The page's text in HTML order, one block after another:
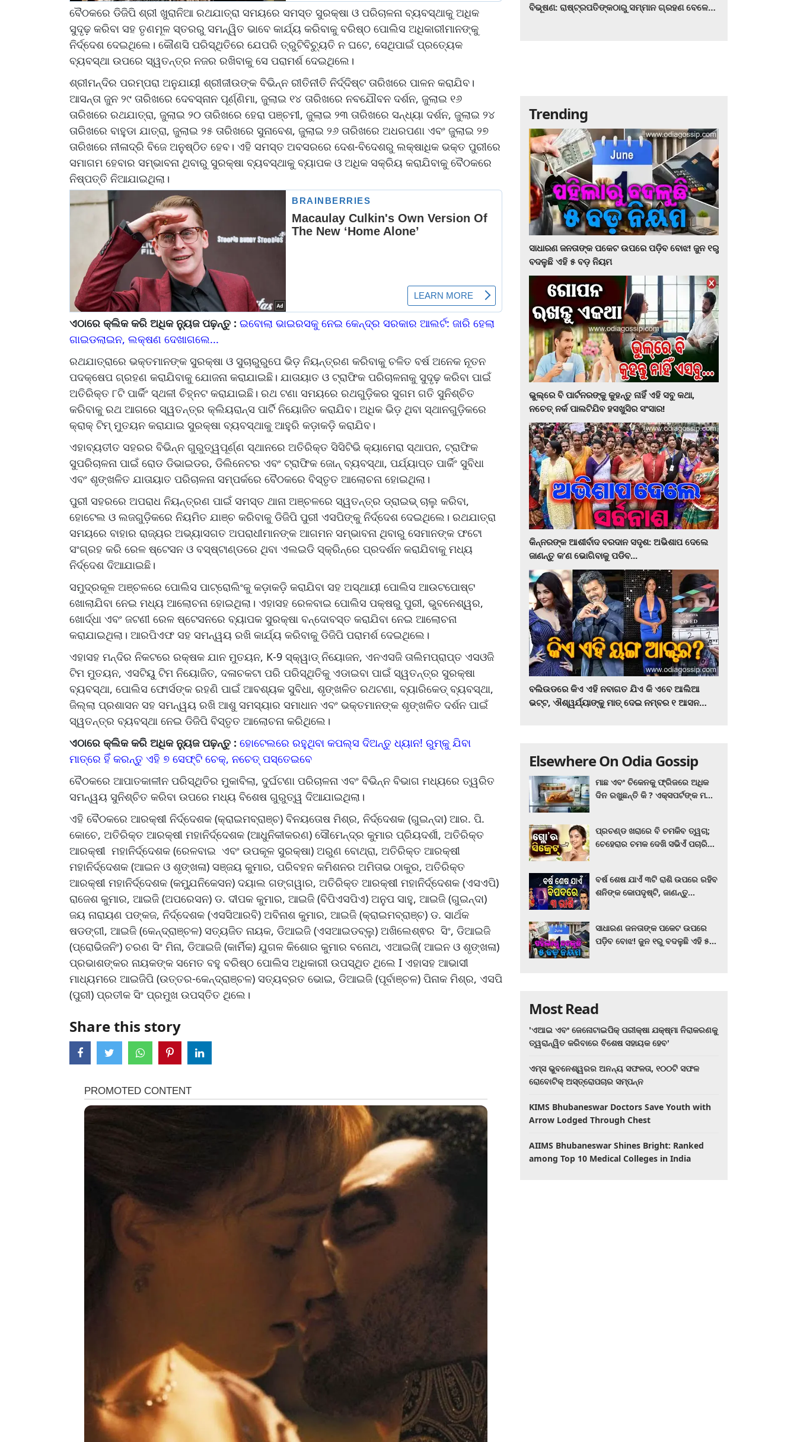
ବୈଠକରେ ଡିଜିପି ଶ୍ରୀ ଖୁରାନିଆ ରଥଯାତ୍ରା ସମୟରେ ସମସ୍ତ ସୁରକ୍ଷା ଓ ପରିଚାଳନା ବ୍ୟବସ୍ଥାକୁ ଅଧିକ
ସୁଦୃଢ଼ କରିବା ସହ ତୃଣମୂଳ ସ୍ତରରୁ ସମନ୍ୱିତ ଭାବେ କାର୍ଯ୍ୟ କରିବାକୁ ବରିଷ୍ଠ ପୋଲିସ ଅଧିକାରୀମାନଙ୍କୁ
ନିର୍ଦ୍ଦେଶ ଦେଇଥିଲେ। କୌଣସି ପରିସ୍ଥିତିରେ ଯେପରି ତ୍ରୁଟିବିଚ୍ୟୁତି ନ ଘଟେ, ସେଥିପାଇଁ ପ୍ରତ୍ୟେକ
ବ୍ୟବସ୍ଥା ଉପରେ ସ୍ୱତନ୍ତ୍ର ନଜର ରଖିବାକୁ ସେ ପରାମର୍ଶ ଦେଇଥିଲେ।
ଶ୍ରୀମନ୍ଦିର ପରମ୍ପରା ଅନୁଯାୟୀ ଶ୍ରୀଜୀଉଙ୍କ ବିଭିନ୍ନ ରୀତିନୀତି ନିର୍ଦ୍ଦିଷ୍ଟ ତାରିଖରେ ପାଳନ କରାଯିବ।
ଆସନ୍ତା ଜୁନ ୨୯ ତାରିଖରେ ଦେବସ୍ନାନ ପୂର୍ଣ୍ଣିମା, ଜୁଲାଇ ୧୪ ତାରିଖରେ ନବଯୌବନ ଦର୍ଶନ, ଜୁଲାଇ ୧୬
ତାରିଖରେ ରଥଯାତ୍ରା, ଜୁଲାଇ ୨୦ ତାରିଖରେ ହେରା ପଞ୍ଚମୀ, ଜୁଲାଇ ୨୩ ତାରିଖରେ ସନ୍ଧ୍ୟା ଦର୍ଶନ, ଜୁଲାଇ ୨୪
ତାରିଖରେ ବାହୁଡା ଯାତ୍ରା, ଜୁଲାଇ ୨୫ ତାରିଖରେ ସୁନାବେଶ, ଜୁଲାଇ ୨୬ ତାରିଖରେ ଅଧରପଣା ଏବଂ ଜୁଲାଇ ୨୭
ତାରିଖରେ ନୀଳାଦ୍ରି ବିଜେ ଅନୁଷ୍ଠିତ ହେବ। ଏହି ସମସ୍ତ ଅବସରରେ ଦେଶ-ବିଦେଶରୁ ଲକ୍ଷାଧିକ ଭକ୍ତ ପୁରୀରେ
ସମାଗମ ହେବାର ସମ୍ଭାବନା ଥିବାରୁ ସୁରକ୍ଷା ବ୍ୟବସ୍ଥାକୁ ବ୍ୟାପକ ଓ ଅଧିକ ସକ୍ରିୟ କରାଯିବାକୁ ବୈଠକରେ
ନିଷ୍ପତ୍ତି ନିଆଯାଇଥିଲା।
ଏଠାରେ କ୍ଲିକ କରି ଅଧିକ ନ୍ୟୁଜ ପଢ଼ନ୍ତୁ : ଇବୋଲା ଭାଇରସକୁ ନେଇ କେନ୍ଦ୍ର ସରକାର ଆଲର୍ଟ: ଜାରି ହେଲା
ଗାଇଡଲାଇନ, ଲକ୍ଷଣ ଦେଖାଗଲେ...
ରଥଯାତ୍ରାରେ ଭକ୍ତମାନଙ୍କ ସୁରକ୍ଷା ଓ ସୁଚାରୁରୁପେ ଭିଡ଼ ନିୟନ୍ତ୍ରଣ କରିବାକୁ ଚଳିତ ବର୍ଷ ଅନେକ ନୂତନ
ପଦକ୍ଷେପ ଗ୍ରହଣ କରାଯିବାକୁ ଯୋଜନା କରାଯାଇଛି। ଯାତାୟାତ ଓ ଟ୍ରାଫିକ ପରିଚାଳନାକୁ ସୁଦୃଢ଼ କରିବା ପାଇଁ
ଅତିରିକ୍ତ ୮ଟି ପାର୍କିଂ ସ୍ଥଳୀ ଚିହ୍ନଟ କରାଯାଇଛି। ରଥ ଟଣା ସମୟରେ ରଥଗୁଡ଼ିକର ସୁଗମ ଗତି ସୁନିଶ୍ଚିତ
କରିବାକୁ ରଥ ଆଗରେ ସ୍ୱତନ୍ତ୍ର କ୍ଲିୟରାନ୍ସ ପାର୍ଟି ନିୟୋଜିତ କରାଯିବ। ଅଧିକ ଭିଡ଼ ଥିବା ସ୍ଥାନଗୁଡ଼ିକରେ
କ୍ରାକ୍ ଟିମ୍ ମୁତୟନ କରାଯାଇ ସୁରକ୍ଷା ବ୍ୟବସ୍ଥାକୁ ଆହୁରି କଡ଼ାକଡ଼ି କରାଯିବ।
ଏହାବ୍ୟତୀତ ସହରର ବିଭିନ୍ନ ଗୁରୁତ୍ୱପୂର୍ଣ୍ଣ ସ୍ଥାନରେ ଅତିରିକ୍ତ ସିସିଟିଭି କ୍ୟାମେରା ସ୍ଥାପନ, ଟ୍ରାଫିକ
ସୁପରିଚାଳନା ପାଇଁ ରୋଡ ଡିଭାଇଡର, ଡିଲିନେଟର ଏବଂ ଟ୍ରାଫିକ ଜୋନ୍ ବ୍ୟବସ୍ଥା, ପର୍ଯ୍ୟାପ୍ତ ପାର୍କିଂ ସୁବିଧା
ଏବଂ ଶୃଙ୍ଖଳିତ ଯାତାୟାତ ପରିଚାଳନା ସମ୍ପର୍କରେ ବୈଠକରେ ବିସ୍ତୃତ ଆଲୋଚନା ହୋଇଥିଲା।
ପୁରୀ ସହରରେ ଅପରାଧ ନିୟନ୍ତ୍ରଣ ପାଇଁ ସମସ୍ତ ଥାନା ଅଞ୍ଚଳରେ ସ୍ୱତନ୍ତ୍ର ଡ୍ରାଇଭ୍ ଚାଲୁ କରିବା,
ହୋଟେଲ ଓ ଲଜଗୁଡ଼ିକରେ ନିୟମିତ ଯାଞ୍ଚ କରିବାକୁ ଡିଜିପି ପୁରୀ ଏସପିଙ୍କୁ ନିର୍ଦ୍ଦେଶ ଦେଇଥିଲେ। ରଥଯାତ୍ରା
ସମୟରେ ବାହାର ରାଜ୍ୟର ଅଭ୍ୟାସଗତ ଅପରାଧୀମାନଙ୍କ ଆଗମନ ସମ୍ଭାବନା ଥିବାରୁ ସେମାନଙ୍କ ଫଟୋ
ସଂଗ୍ରହ କରି ରେଳ ଷ୍ଟେସନ ଓ ବସ୍‌ଷ୍ଟାଣ୍ଡରେ ଥିବା ଏଲଇଡି ସ୍କ୍ରିନ୍‌ରେ ପ୍ରଦର୍ଶନ କରାଯିବାକୁ ମଧ୍ୟ
ନିର୍ଦ୍ଦେଶ ଦିଆଯାଇଛି।
ସମୁଦ୍ରକୂଳ ଅଞ୍ଚଳରେ ପୋଲିସ ପାଟ୍ରୋଲିଂକୁ କଡ଼ାକଡ଼ି କରାଯିବା ସହ ଅସ୍ଥାୟୀ ପୋଲିସ ଆଉଟପୋଷ୍ଟ
ଖୋଲାଯିବା ନେଇ ମଧ୍ୟ ଆଲୋଚନା ହୋଇଥିଲା। ଏହାସହ ରେଳବାଇ ପୋଲିସ ପକ୍ଷରୁ ପୁରୀ, ଭୁବନେଶ୍ୱର,
ଖୋର୍ଦ୍ଧା ଏବଂ ଜଟଣୀ ରେଳ ଷ୍ଟେସନରେ ବ୍ୟାପକ ସୁରକ୍ଷା ବନ୍ଦୋବସ୍ତ କରାଯିବା ନେଇ ଆଲୋଚନା
କରାଯାଇଥିଲା। ଆରପିଏଫ ସହ ସମନ୍ୱୟ ରଖି କାର୍ଯ୍ୟ କରିବାକୁ ଡିଜିପି ପରାମର୍ଶ ଦେଇଥିଲେ।
ଏହାସହ ମନ୍ଦିର ନିକଟରେ ରକ୍ଷକ ଯାନ ମୁତୟନ, K-9 ସ୍କ୍ୱାଡ୍ ନିୟୋଜନ, ଏନଏସଜି ତାଲିମପ୍ରାପ୍ତ ଏସଓଜି
ଟିମ ମୁତୟନ, ଏସଟିୟୁ ଟିମ ନିୟୋଜିତ, ଦଳାଚକଟା ପରି ପରିସ୍ଥିତିକୁ ଏଡାଇବା ପାଇଁ ସ୍ୱତନ୍ତ୍ର ସୁରକ୍ଷା
ବ୍ୟବସ୍ଥା, ପୋଲିସ ଫୋର୍ସଙ୍କ ରହଣି ପାଇଁ ଆବଶ୍ୟକ ସୁବିଧା, ଶୃଙ୍ଖଳିତ ରଥଟଣା, ବ୍ୟାରିକେଡ୍ ବ୍ୟବସ୍ଥା,
ଜିଲ୍ଲା ପ୍ରଶାସନ ସହ ସମନ୍ୱୟ ରଖି ଆଶୁ ସମସ୍ୟାର ସମାଧାନ ଏବଂ ଭକ୍ତମାନଙ୍କ ଶୃଙ୍ଖଳିତ ଦର୍ଶନ ପାଇଁ
ସ୍ୱତନ୍ତ୍ର ବ୍ୟବସ୍ଥା ନେଇ ଡିଜିପି ବିସ୍ତୃତ ଆଲୋଚନା କରିଥିଲେ।
ଏଠାରେ କ୍ଲିକ କରି ଅଧିକ ନ୍ୟୁଜ ପଢ଼ନ୍ତୁ : ହୋଟେଲରେ ରହୁଥିବା କପଲ୍ସ ଦିଅନ୍ତୁ ଧ୍ୟାନ! ରୁମ୍‌କୁ ଯିବା
ମାତ୍ରେ ହିଁ କରନ୍ତୁ ଏହି ୭ ସେଫ୍ଟି ଚେକ୍‌, ନଚେତ୍‌ ପସ୍ତେଇବେ
ବୈଠକରେ ଆପାତକାଳୀନ ପରିସ୍ଥିତିର ମୁକାବିଲା, ଦୁର୍ଘଟଣା ପରିଚାଳନା ଏବଂ ବିଭିନ୍ନ ବିଭାଗ ମଧ୍ୟରେ ତ୍ୱରିତ
ସମନ୍ୱୟ ସୁନିଶ୍ଚିତ କରିବା ଉପରେ ମଧ୍ୟ ବିଶେଷ ଗୁରୁତ୍ୱ ଦିଆଯାଇଥିଲା।
ଏହି ବୈଠକରେ ଆରକ୍ଷୀ ନିର୍ଦ୍ଦେଶକ (କ୍ରାଇମବ୍ରାଞ୍ଚ) ବିନୟତୋଷ ମିଶ୍ର, ନିର୍ଦ୍ଦେଶକ (ଗୁଇନ୍ଦା) ଆର. ପି.
କୋଚେ, ଅତିରିକ୍ତ ଆରକ୍ଷୀ ମହାନିର୍ଦ୍ଦେଶକ (ଆଧୁନିକୀକରଣ) ସୌମେନ୍ଦ୍ର କୁମାର ପ୍ରିୟଦର୍ଶୀ, ଅତିରିକ୍ତ
ଆରକ୍ଷୀ ମହାନିର୍ଦ୍ଦେଶକ (ରେଳବାଇ ଏବଂ ଉପକୂଳ ସୁରକ୍ଷା) ଅରୁଣ ବୋଥ୍ରା, ଅତିରିକ୍ତ ଆରକ୍ଷୀ
ମହାନିର୍ଦ୍ଦେଶକ (ଆଇନ ଓ ଶୃଙ୍ଖଳା) ସଞ୍ଜୟ କୁମାର, ପରିବହନ କମିଶନର ଅମିତାଭ ଠାକୁର, ଅତିରିକ୍ତ
ଆରକ୍ଷୀ ମହାନିର୍ଦ୍ଦେଶକ (କମ୍ଯୁନିକେସନ) ଦୟାଲ ଗଙ୍ଗୱାର, ଅତିରିକ୍ତ ଆରକ୍ଷୀ ମହାନିର୍ଦ୍ଦେଶକ (ଏସଏପି)
ରାଜେଶ କୁମାର, ଆଇଜି (ଅପରେସନ) ଡ. ଦୀପକ କୁମାର, ଆଇଜି (ବିପିଏସପିଏ) ଅନୁପ ସାହୁ, ଆଇଜି (ଗୁଇନ୍ଦା)
ଜୟ ନାରାୟଣ ପଙ୍କଜ, ନିର୍ଦ୍ଦେଶକ (ଏସସିଆରବି) ଅବିନାଶ କୁମାର, ଆଇଜି (କ୍ରାଇମବ୍ରାଞ୍ଚ) ଡ. ସାର୍ଥକ
ଷଡଙ୍ଗୀ, ଆଇଜି (କେନ୍ଦ୍ରାଞ୍ଚଳ) ସତ୍ୟଜିତ ନାୟକ, ଡିଆଇଜି (ଏସଆଇଡବ୍ଲୁ) ଅଖିଲେଶ୍ଵର ସିଂ, ଡିଆଇଜି
(ପ୍ରୋଭିଜନିଂ) ଚରଣ ସିଂ ମିନା, ଡିଆଇଜି (କାର୍ମିକ) ଯୁଗଳ କିଶୋର କୁମାର ବନୋଥ, ଏଆଇଜି( ଆଇନ ଓ ଶୃଙ୍ଖଳା)
ପ୍ରଭାଶଙ୍କର ନାୟକଙ୍କ ସମେତ ବହୁ ବରିଷ୍ଠ ପୋଲିସ ଅଧିକାରୀ ଉପସ୍ଥିତ ଥିଲେ I ଏହାସହ ଆଭାସୀ
ମାଧ୍ୟମରେ ଆଇଜିପି (ଉତ୍ତର-କେନ୍ଦ୍ରାଞ୍ଚଳ) ସତ୍ୟବ୍ରତ ଭୋଇ, ଡିଆଇଜି (ପୂର୍ବାଞ୍ଚଳ) ପିନାକ ମିଶ୍ର, ଏସପି
(ପୁରୀ) ପ୍ରତୀକ ସିଂ ପ୍ରମୁଖ ଉପସ୍ତିତ ଥିଲେ।
Share this story
ବିଭୂଷଣ: ରାଷ୍ଟ୍ରପତିଙ୍କଠାରୁ ସମ୍ମାନ ଗ୍ରହଣ ବେଳେ
Trending
ସାଧାରଣ ଜନତାଙ୍କ ପକେଟ ଉପରେ ପଡ଼ିବ ବୋଝ! ଜୁନ ୧ରୁ
ବଦଳୁଛି ଏହି ୫ ବଡ଼ ନିୟମ
ଭୁଲ୍‌ରେ ବି ପାର୍ଟନରଙ୍କୁ କୁହନ୍ତୁ ନାହିଁ ଏହି ସବୁ କଥା,
ନଚେତ୍‌ ନର୍କ ପାଲଟିଯିବ ହସଖୁସିର ସଂସାର!
କିନ୍ନରଙ୍କ ଆଶୀର୍ବାଦ ବରଦାନ ସଦୃଶ: ଅଭିଶାପ ଦେଲେ
ଜାଣନ୍ତୁ କ’ଣ ଭୋଗିବାକୁ ପଡିବ...
ବଲିଉଡରେ କିଏ ଏହି ନବାଗତ ଯିଏ କି ଏବେ ଆଲିଆ
ଭଟ୍ଟ, ଐଶ୍ୱର୍ଯ୍ୟାଙ୍କୁ ମାତ୍‌ ଦେଇ ନମ୍ବର ୧ ଆସନ
Elsewhere On Odia Gossip
ମାଛ ଏବଂ ଚିକେନକୁ ଫ୍ରିଜରେ ଅଧିକ
ଦିନ ରଖୁଛନ୍ତି କି ? ଏକ୍ସପର୍ଟଙ୍କ ମତ
ପ୍ରଚଣ୍ଡ ଖରାରେ ବି ଚମକିବ ତ୍ୱଚା;
ଚେହେରାର ଚମକ ଦେଖି ସଭିଏଁ ପଚାରିବେ
ବର୍ଷ ଶେଷ ଯାଏଁ ୩ଟି ରାଶି ଉପରେ ରହିବ
ଶନିଙ୍କ କୋପଦୃଷ୍ଟି, ଜାଣନ୍ତୁ
ସାଧାରଣ ଜନତାଙ୍କ ପକେଟ ଉପରେ
ପଡ଼ିବ ବୋଝ! ଜୁନ ୧ରୁ ବଦଳୁଛି ଏହି ୫
Most Read
'ଏଆଇ ଏବଂ ଜେନୋଟାଇପିକ୍ ପରୀକ୍ଷା ଯକ୍ଷ୍ମା ନିରାକରଣକୁ
ତ୍ୱରାନ୍ୱିତ କରିବାରେ ବିଶେଷ ସହାୟକ ହେବ'
ଏମ୍ସ ଭୁବନେଶ୍ୱରର ଅନନ୍ୟ ସଫଳତା, ୧୦୦ଟି ସଫଳ
ରୋବୋଟିକ୍ ଅସ୍ତ୍ରୋପଚାର ସମ୍ପନ୍ନ
KIMS Bhubaneswar Doctors Save Youth with
Arrow Lodged Through Chest
AIIMS Bhubaneswar Shines Bright: Ranked
among Top 10 Medical Colleges in India